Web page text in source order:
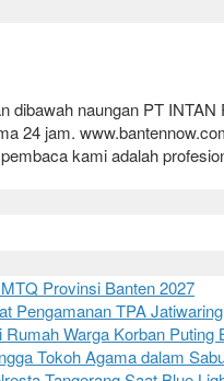
dibawah naungan PT
24 jam.
kami adalah
Provinsi Banten 2027
Pengamanan TPA
Warga Korban Puting
Tokoh Agama dalam